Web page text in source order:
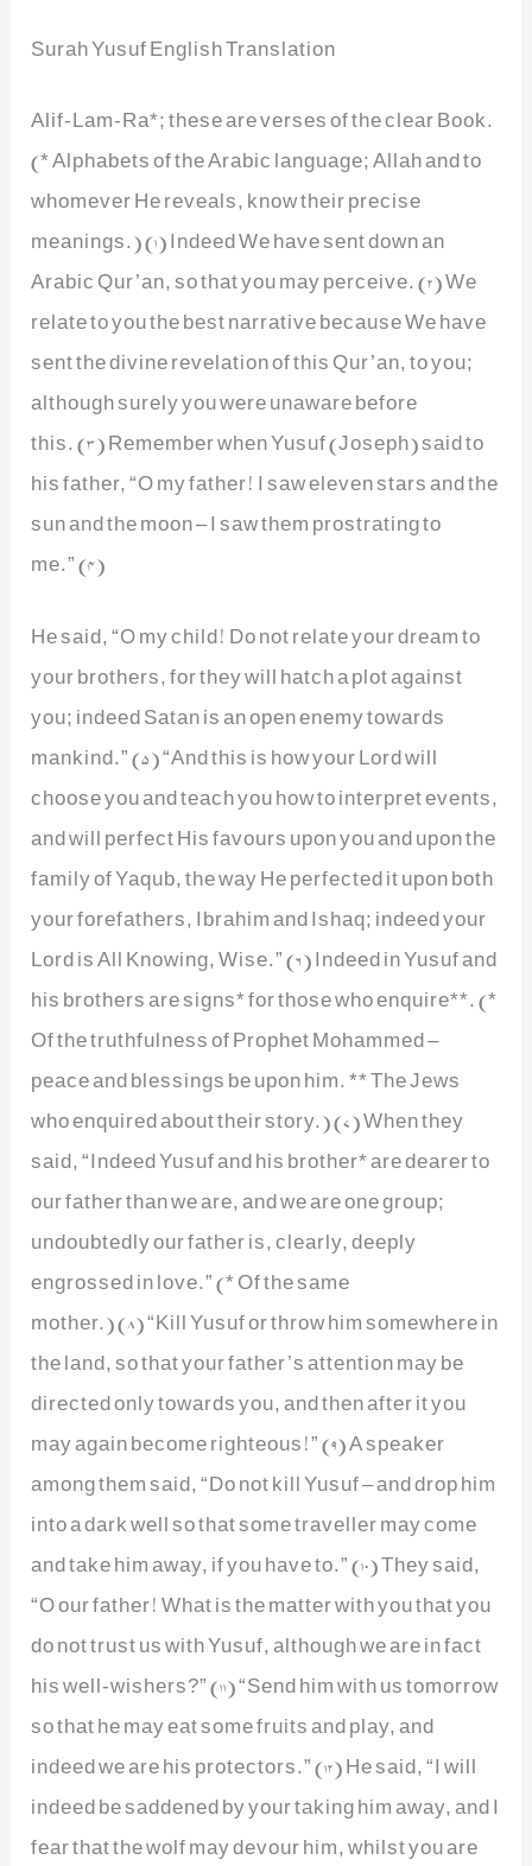
Surah Yusuf English Translation
Alif-Lam-Ra*; these are verses of the clear Book.
(* Alphabets of the Arabic language; Allah and to
whomever He reveals, know their precise
meanings.) (1) Indeed We have sent down an
Arabic Qur’an, so that you may perceive. (2) We
relate to you the best narrative because We have
sent the divine revelation of this Qur’an, to you;
although surely you were unaware before
this. (3) Remember when Yusuf (Joseph) said to
his father, “O my father! I saw eleven stars and the
sun and the moon – I saw them prostrating to
me.” (4)
He said, “O my child! Do not relate your dream to
your brothers, for they will hatch a plot against
you; indeed Satan is an open enemy towards
mankind.” (5) “And this is how your Lord will
choose you and teach you how to interpret events,
and will perfect His favours upon you and upon the
family of Yaqub, the way He perfected it upon both
your forefathers, Ibrahim and Ishaq; indeed your
Lord is All Knowing, Wise.” (6) Indeed in Yusuf and
his brothers are signs* for those who enquire**. (*
Of the truthfulness of Prophet Mohammed –
peace and blessings be upon him. ** The Jews
who enquired about their story.) (7) When they
said, “Indeed Yusuf and his brother* are dearer to
our father than we are, and we are one group;
undoubtedly our father is, clearly, deeply
engrossed in love.” (* Of the same
mother.) (8) “Kill Yusuf or throw him somewhere in
the land, so that your father’s attention may be
directed only towards you, and then after it you
may again become righteous!” (9) A speaker
among them said, “Do not kill Yusuf – and drop him
into a dark well so that some traveller may come
and take him away, if you have to.” (10) They said,
“O our father! What is the matter with you that you
do not trust us with Yusuf, although we are in fact
his well-wishers?” (11) “Send him with us tomorrow
so that he may eat some fruits and play, and
indeed we are his protectors.” (12) He said, “I will
indeed be saddened by your taking him away, and I
fear that the wolf may devour him, whilst you are